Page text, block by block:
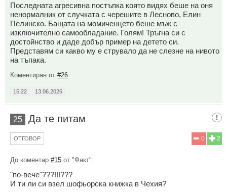
Последната агресивна постъпка която видях беше на оня
ненормалник от случката с черешите в Лесново, Елин
Пелинско. Бащата на момиченцето беше мъж с
изключително самообладание. Голям! Тръгна си с
достойнство и даде добър пример на детето си.
Представям си какво му е струвало да не слезне на нивото
на тъпака.
Коментиран от #26
15:22 13.06.2026
25 Да те питам
2
0
ОТГОВОР
До коментар #15 от "Факт":
"по-вече"???!!!???
И ти ли си взел шофьорска книжка в Чехия?